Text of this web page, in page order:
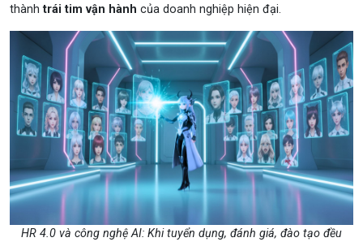
thànhtrái tim vận hành của doanh nghiệp hiện đại.
HR 4.0 và công nghệ AI: Khi tuyển dụng, đánh giá, đào tạo đều